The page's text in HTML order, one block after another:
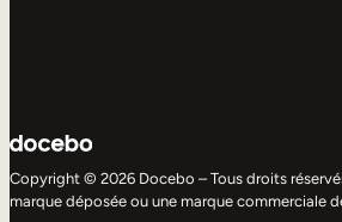
Copyright © 2026 Docebo – Tous droits
marque déposée ou une marque commerciale